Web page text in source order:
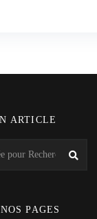
ARTICLE
PAGES